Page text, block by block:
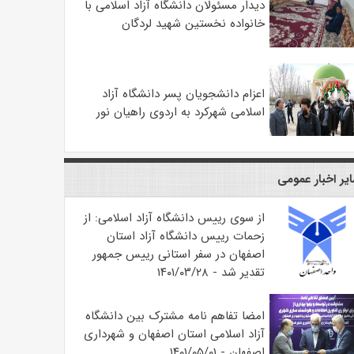
دیدار مسئولان دانشگاه آزاد اسلامی با
خانواده نخستین شهید لردگان
اعزام دانشجویان پسر دانشگاه آزاد
اسلامی شهرکرد به اردوی راهیان نور
اخبار عمومی
از سوی رییس دانشگاه آزاد اسلامی: از
زحمات رییس دانشگاه آزاد استان
اصفهان در سفر استانی رییس جمهور
تقدیر شد - ۱۴۰۱/۰۳/۲۸
امضا تفاهم نامه مشترک بین دانشگاه
آزاد اسلامی استان اصفهان و شهرداری